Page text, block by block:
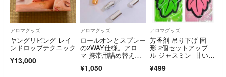
アロマグッズ
ヤングリビング レイ
ンドロップテクニック
¥13,000
アロマグッズ
ロールオンとスプレー
の2WAY仕様。アロ
マ 携帯用詰め替えガ
¥1,050
アロマグッズ
芳香剤 吊り下げ 固
形 2個セットアップ
ル ジャスミン 甘い香
¥499